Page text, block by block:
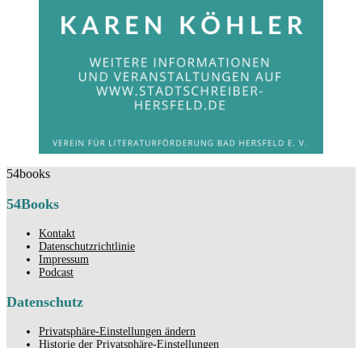
54books
54Books
Kontakt
Datenschutzrichtlinie
Impressum
Podcast
Datenschutz
Privatsphäre-Einstellungen ändern
Historie der Privatsphäre-Einstellungen